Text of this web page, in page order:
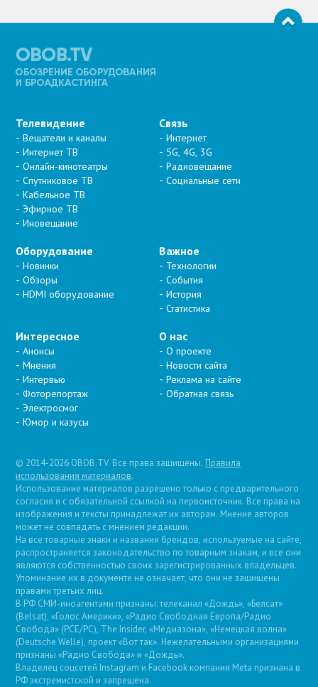
Телевидение
Вещатели и каналы
Интернет ТВ
Онлайн-кинотеатры
Спутниковое ТВ
Кабельное ТВ
Эфирное ТВ
Иновещание
Связь
Интернет
5G, 4G, 3G
Радиовещание
Социальные сети
Оборудование
Новинки
Обзоры
HDMI оборудование
Важное
Технологии
События
История
Статистика
Интересное
Анонсы
Мнения
Интервью
Фоторепортаж
Электросмог
Юмор и казусы
О нас
О проекте
Новости сайта
Реклама на сайте
Обратная связь
© 2014-2026 OBOB.TV. Все права защищены. Правила
использования материалов.
Использование материалов разрешено только с предварительного
согласия и с обязательной ссылкой на первоисточник. Все права на
изображения и тексты принадлежат их авторам. Мнение авторов
может не совпадать с мнением редакции.
На все товарные знаки и названия брендов, используемые на сайте,
распространяется законодательство по товарным знакам, и все они
являются собственностью своих зарегистрированных владельцев.
Упоминание их в документе не означает, что они не защищены
правами третьих лиц.
В РФ СМИ-иноагентами признаны: телеканал «Дождь», «Белсат»
(Belsat), «Голос Америки», «Радио Свободная Европа/Радио
Свобода» (PCE/PC), The Insider, «Медиазона», «Немецкая волна»
(Deutsche Welle), проект «Вот так». Нежелательными организациями
признаны «Радио Свобода» и «Дождь».
Владелец соцсетей Instagram и Facebook компания Metа признана в
РФ экстремистской и запрещена.